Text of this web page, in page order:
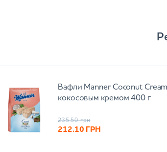
Вафли Manner Coconut
кокосовым кремом 400 г
235.50 грн
212.10 ГРН